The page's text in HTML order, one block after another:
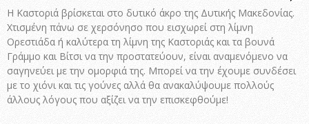
Η Καστοριά βρίσκεται στο δυτικό άκρο της Δυτικής Μακεδονίας.
Χτισμένη πάνω σε χερσόνησο που εισχωρεί στη λίμνη
Ορεστιάδα ή καλύτερα τη λίμνη της Καστοριάς και τα βουνά
Γράμμο και Βίτσι να την προστατεύουν, είναι αναμενόμενο να
σαγηνεύει με την ομορφιά της. Μπορεί να την έχουμε συνδέσει
με το χιόνι και τις γούνες αλλά θα ανακαλύψουμε πολλούς
άλλους λόγους που αξίζει να την επισκεφθούμε!